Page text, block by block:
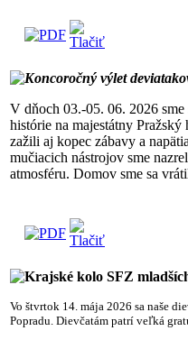
Koncoročný výlet
V dňoch 03.-05. 06. 2026
histórie na majestátny
zažili aj kopec zábavy a
mučiacich nástrojov sme
atmosféru. Domov sme sa
Krajské kolo SFZ
Vo štvrtok 14. mája 2026 sa naše
Popradu. Dievčatám patrí veľká